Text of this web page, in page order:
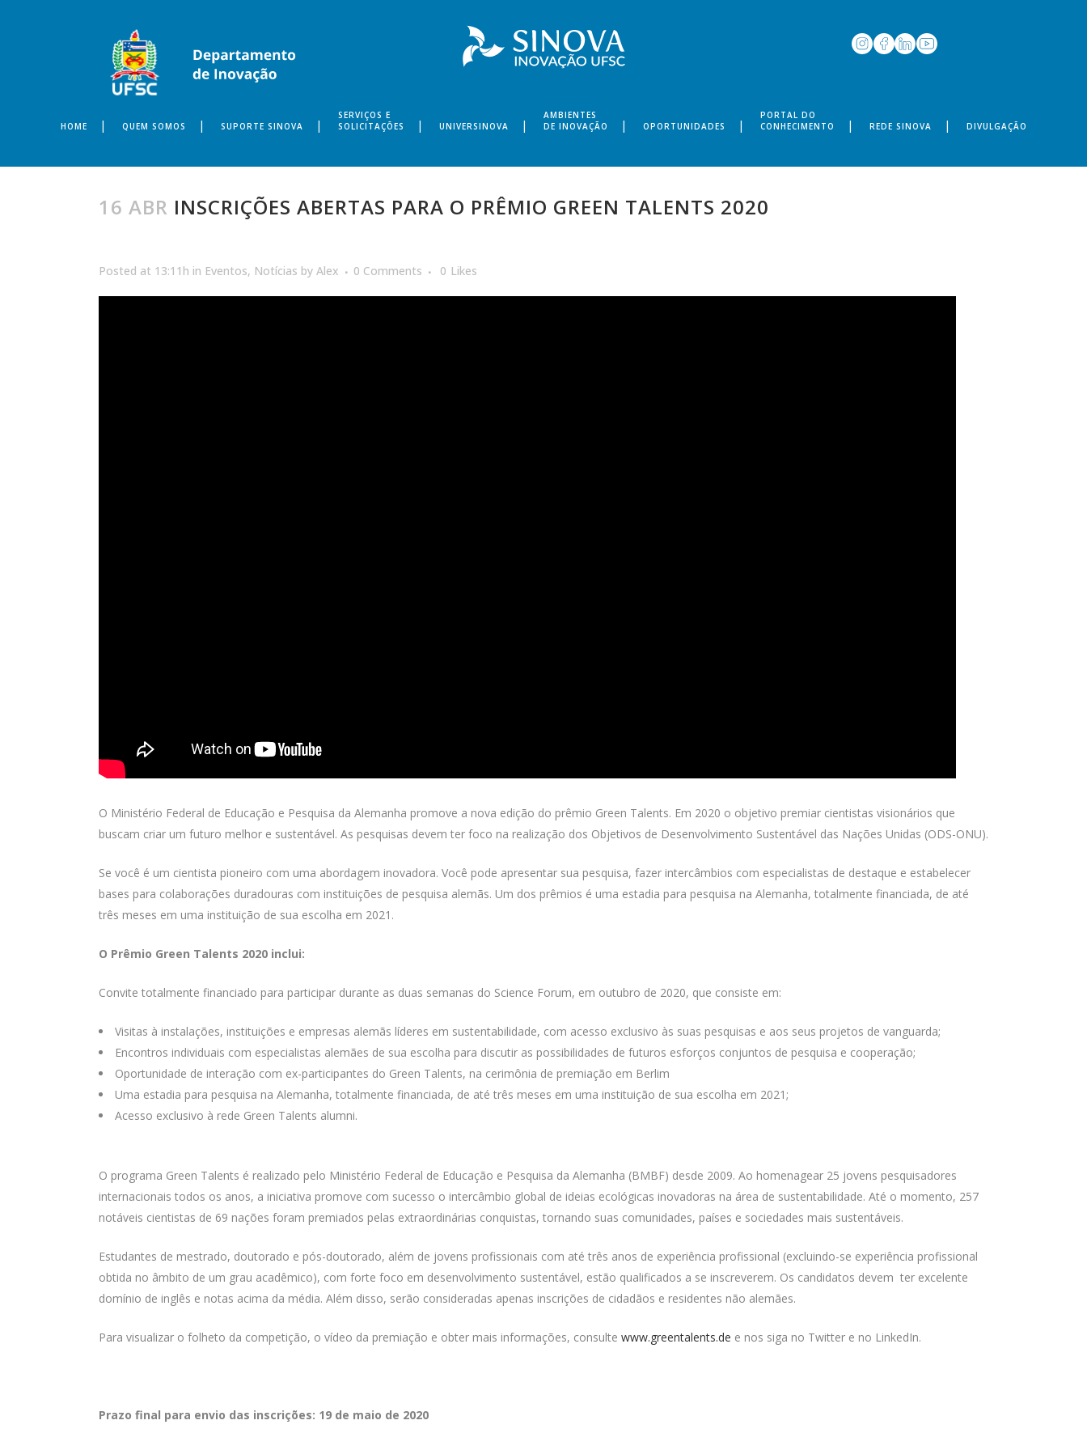
HOME QUEM SOMOS SUPORTE SINOVA
SERVIÇOS E
SOLICITAÇÕES
UNIVERSINOVA
AMBIENTES
DE INOVAÇÃO
OPORTUNIDADES
PORTAL DO
CONHECIMENTO
REDE SINOVA DIVULGAÇÃO
16 ABR INSCRIÇÕES ABERTAS PARA O PRÊMIO GREEN TALENTS 2020
Posted at 13:11h in Eventos, Notícias by Alex 0 Comments 0 Likes
O Ministério Federal de Educação e Pesquisa da Alemanha promove a nova edição do prêmio Green Talents. Em 2020 o objetivo premiar cientistas visionários que
buscam criar um futuro melhor e sustentável. As pesquisas devem ter foco na realização dos Objetivos de Desenvolvimento Sustentável das Nações Unidas (ODS-ONU).
Se você é um cientista pioneiro com uma abordagem inovadora. Você pode apresentar sua pesquisa, fazer intercâmbios com especialistas de destaque e estabelecer
bases para colaborações duradouras com instituições de pesquisa alemãs. Um dos prêmios é uma estadia para pesquisa na Alemanha, totalmente financiada, de até
três meses em uma instituição de sua escolha em 2021.
O Prêmio Green Talents 2020 inclui:
Convite totalmente financiado para participar durante as duas semanas do Science Forum, em outubro de 2020, que consiste em:
Visitas à instalações, instituições e empresas alemãs líderes em sustentabilidade, com acesso exclusivo às suas pesquisas e aos seus projetos de vanguarda;
Encontros individuais com especialistas alemães de sua escolha para discutir as possibilidades de futuros esforços conjuntos de pesquisa e cooperação;
Oportunidade de interação com ex-participantes do Green Talents, na cerimônia de premiação em Berlim
Uma estadia para pesquisa na Alemanha, totalmente financiada, de até três meses em uma instituição de sua escolha em 2021;
Acesso exclusivo à rede Green Talents alumni.
O programa Green Talents é realizado pelo Ministério Federal de Educação e Pesquisa da Alemanha (BMBF) desde 2009. Ao homenagear 25 jovens pesquisadores
internacionais todos os anos, a iniciativa promove com sucesso o intercâmbio global de ideias ecológicas inovadoras na área de sustentabilidade. Até o momento, 257
notáveis cientistas de 69 nações foram premiados pelas extraordinárias conquistas, tornando suas comunidades, países e sociedades mais sustentáveis.
Estudantes de mestrado, doutorado e pós-doutorado, além de jovens profissionais com até três anos de experiência profissional (excluindo-se experiência profissional
obtida no âmbito de um grau acadêmico), com forte foco em desenvolvimento sustentável, estão qualificados a se inscreverem. Os candidatos devem ter excelente
domínio de inglês e notas acima da média. Além disso, serão consideradas apenas inscrições de cidadãos e residentes não alemães.
Para visualizar o folheto da competição, o vídeo da premiação e obter mais informações, consulte www.greentalents.de e nos siga no Twitter e no LinkedIn.
Prazo final para envio das inscrições: 19 de maio de 2020